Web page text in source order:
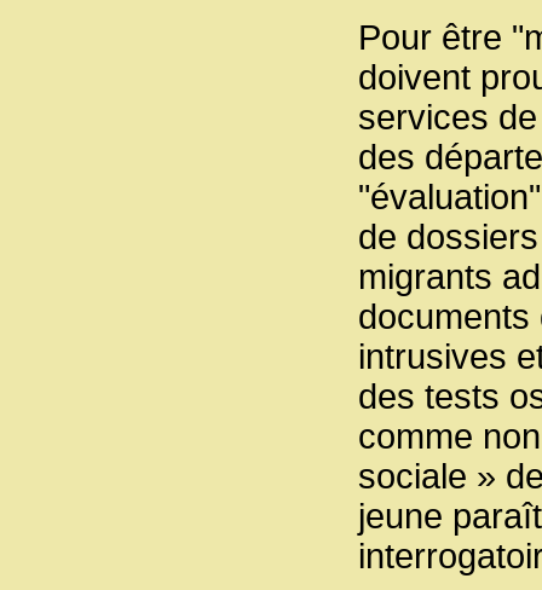
Pour être
doivent
services de
des
de
migrants
documents
intrusives
des tests
comme
sociale »
jeune